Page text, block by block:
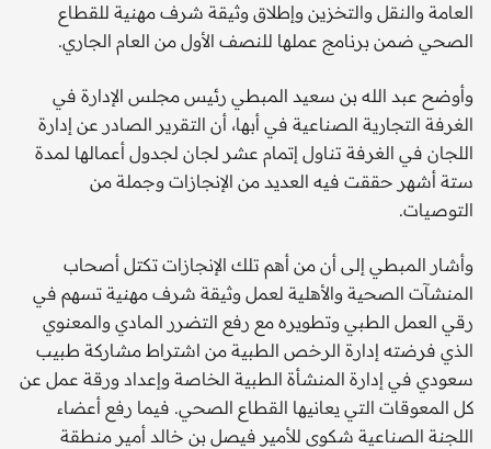
العامة والنقل والتخزين وإطلاق وثيقة شرف مهنية للقطاع
الصحي ضمن برنامج عملها للنصف الأول من العام الجاري.
وأوضح عبد الله بن سعيد المبطي رئيس مجلس الإدارة في
الغرفة التجارية الصناعية في أبها، أن التقرير الصادر عن إدارة
اللجان في الغرفة تناول إتمام عشر لجان لجدول أعمالها لمدة
ستة أشهر حققت فيه العديد من الإنجازات وجملة من
التوصيات.
وأشار المبطي إلى أن من أهم تلك الإنجازات تكتل أصحاب
المنشآت الصحية والأهلية لعمل وثيقة شرف مهنية تسهم في
رقي العمل الطبي وتطويره مع رفع التضرر المادي والمعنوي
الذي فرضته إدارة الرخص الطبية من اشتراط مشاركة طبيب
سعودي في إدارة المنشأة الطبية الخاصة وإعداد ورقة عمل عن
كل المعوقات التي يعانيها القطاع الصحي. فيما رفع أعضاء
اللجنة الصناعية شكوى للأمير فيصل بن خالد أمير منطقة